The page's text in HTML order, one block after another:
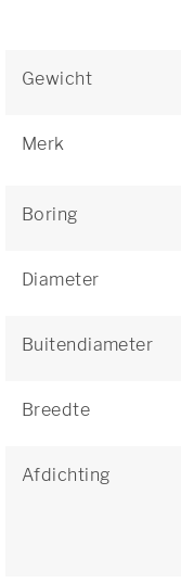
Gewicht
Merk
Boring
Diameter
Buitendiameter
Breedte
Afdichting